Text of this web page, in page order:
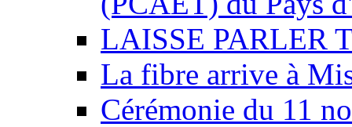
LAISSE PARLER
La fibre arrive à
Cérémonie du 11